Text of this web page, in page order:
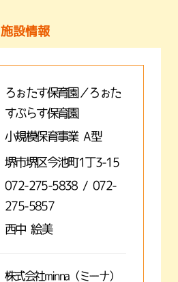
施設情報
ろぉたす保育園／ろぉた
すぷらす保育園
小規模保育事業 A型
堺市堺区今池町1丁3-15
072-275-5838 / 072-
275-5857
西中 絵美
株式会社minna（ミーナ）